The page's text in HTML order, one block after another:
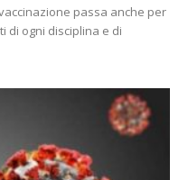
passa anche per
di ogni disciplina e di